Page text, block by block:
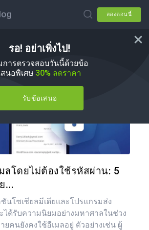
ลองตอนนี้
รอ! อย่าเพิ่งไป!
การตรวจสอบวันนี้ด้วยข้อ
สนอพิเศษ 30% ลดราคา
รับข้อเสนอ
วิธีการ
ลโดยไม่ต้องใช้รหัสผ่าน: 5
...
นโซเชียลมีเดียและโปรแกรมส่ง
ด้รับความนิยมอย่างมหาศาลในช่วง
คนยังคงใช้อีเมลอยู่ ตัวอย่างเช่น ผู้